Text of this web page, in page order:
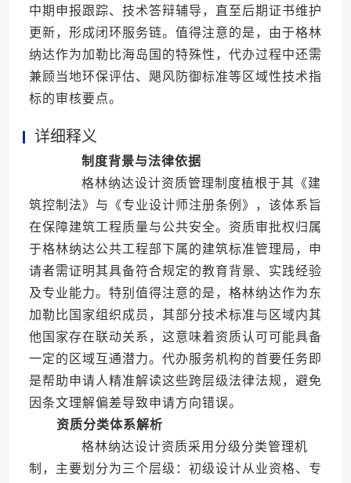
中期申报跟踪、技术答辩辅导，直至后期证书维护
更新，形成闭环服务链。值得注意的是，由于格林
纳达作为加勒比海岛国的特殊性，代办过程中还需
兼顾当地环保评估、飓风防御标准等区域性技术指
标的审核要点。
详细释义
制度背景与法律依据
格林纳达设计资质管理制度植根于其《建
筑控制法》与《专业设计师注册条例》，该体系旨
在保障建筑工程质量与公共安全。资质审批权归属
于格林纳达公共工程部下属的建筑标准管理局，申
请者需证明其具备符合规定的教育背景、实践经验
及专业能力。特别值得注意的是，格林纳达作为东
加勒比国家组织成员，其部分技术标准与区域内其
他国家存在联动关系，这意味着资质认可可能具备
一定的区域互通潜力。代办服务机构的首要任务即
是帮助申请人精准解读这些跨层级法律法规，避免
因条文理解偏差导致申请方向错误。
资质分类体系解析
格林纳达设计资质采用分级分类管理机
制，主要划分为三个层级：初级设计从业资格、专